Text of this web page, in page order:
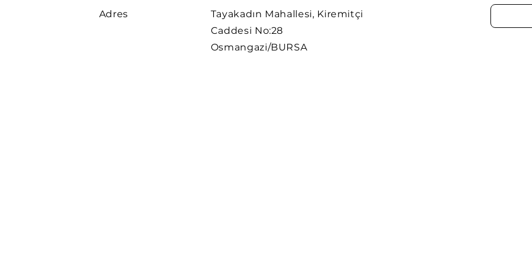
Adres
Tayakadın Mahallesi, Kiremitçi
Caddesi No:28
Osmangazi/BURSA